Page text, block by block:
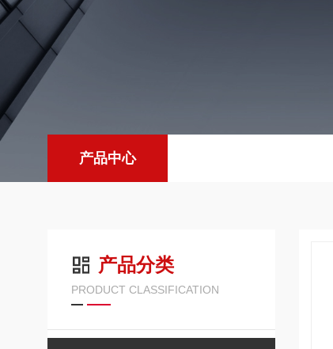
产品中心
产品分类
PRODUCT CLASSIFICATION